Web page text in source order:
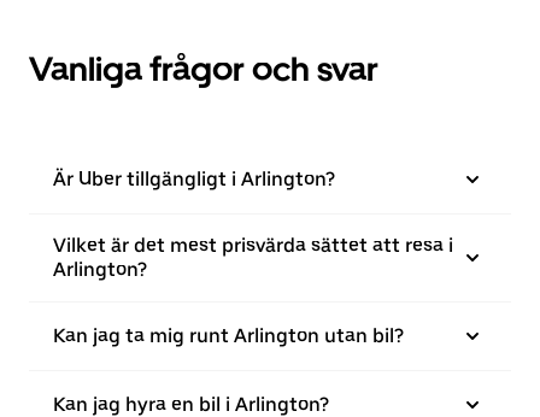
Vanliga frågor och svar
Är Uber tillgängligt i Arlington?
Vilket är det mest prisvärda sättet att resa i
Arlington?
Kan jag ta mig runt Arlington utan bil?
Kan jag hyra en bil i Arlington?